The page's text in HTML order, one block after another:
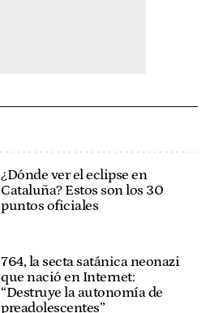
¿Dónde ver el eclipse en
Cataluña? Estos son los 30
puntos oficiales
764, la secta satánica neonazi
que nació en Internet:
“Destruye la autonomía de
preadolescentes”